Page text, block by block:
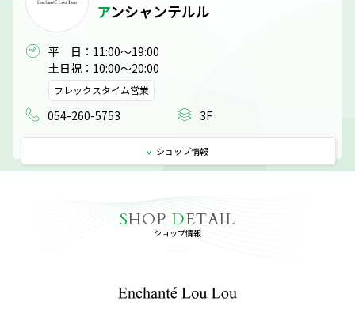
アンシャンテルル
平　日：11:00～19:00
土日祝：10:00～20:00
フレックスタイム営業
054-260-5753 3F
ショップ情報
SHOP DETAIL
ショップ情報